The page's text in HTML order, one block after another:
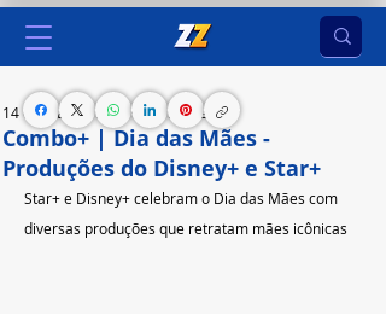
Combo+ | Dia das Mães -
Produções do Disney+ e Star+
14 de mai. de 2023 4 min de leitura
Star+ e Disney+ celebram o Dia das Mães com
diversas produções que retratam mães icônicas